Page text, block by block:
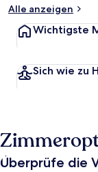
Alle anzeigen
Wichtigste
Sich wie zu
Überprüfe die